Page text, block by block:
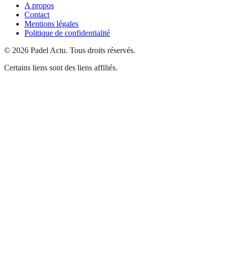
A propos
Contact
Mentions légales
Politique de confidentialité
© 2026 Padel Actu. Tous droits réservés.
Certains liens sont des liens affiliés.